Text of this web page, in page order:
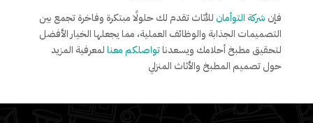
فإن شركة التوأمانللأثاث تقدم لك حلولًا مبتكرة وفاخرة تجمع بين
التصميمات الجذابة والوظائف العملية، مما يجعلها الخيار الأفضل
لتحقيق مطبخ أحلامك ويسعدناتواصلكم معنالمعرفية المزيد
حول تصميم المطبخ والأثاث المنزلي